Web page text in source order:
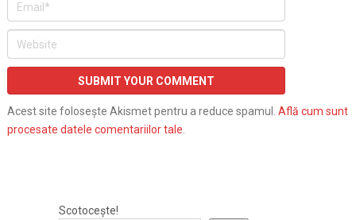
Acest site folosește Akismet pentru a reduce spamul. Află cum sunt
procesate datele comentariilor tale
Scotocește!